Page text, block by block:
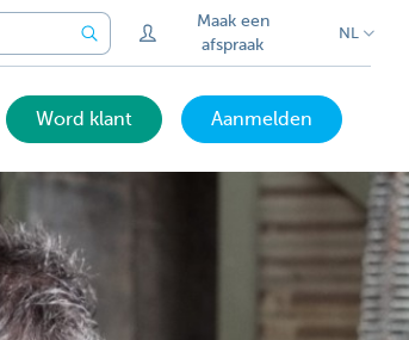
Maak een
afspraak
NL
Word klant Aanmelden